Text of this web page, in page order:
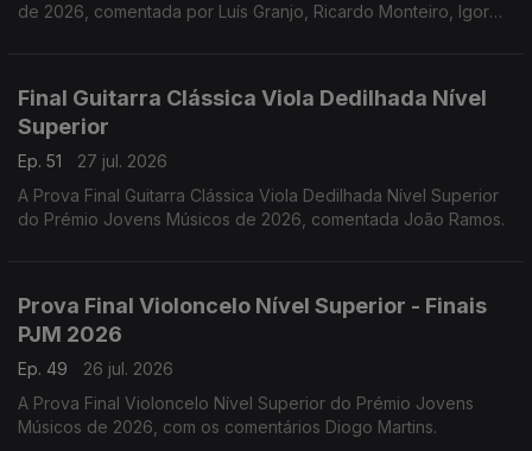
de 2026, comentada por Luís Granjo, Ricardo Monteiro, Igor
Final Guitarra Clássica Viola Dedilhada Nível
Superior
Ep. 51
27 jul. 2026
A Prova Final Guitarra Clássica Viola Dedilhada Nível Superior
do Prémio Jovens Músicos de 2026, comentada João Ramos.
Prova Final Violoncelo Nível Superior - Finais
PJM 2026
Ep. 49
26 jul. 2026
A Prova Final Violoncelo Nível Superior do Prémio Jovens
Músicos de 2026, com os comentários Diogo Martins.